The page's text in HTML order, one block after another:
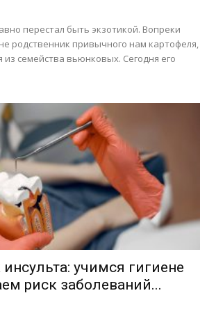
перестал быть экзотикой. Вопреки
родственник привычного нам картофеля,
из семейства вьюнковых. Сегодня его
учимся гигиене
риск заболеваний...